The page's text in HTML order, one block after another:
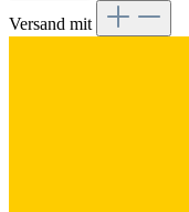
Versand mit